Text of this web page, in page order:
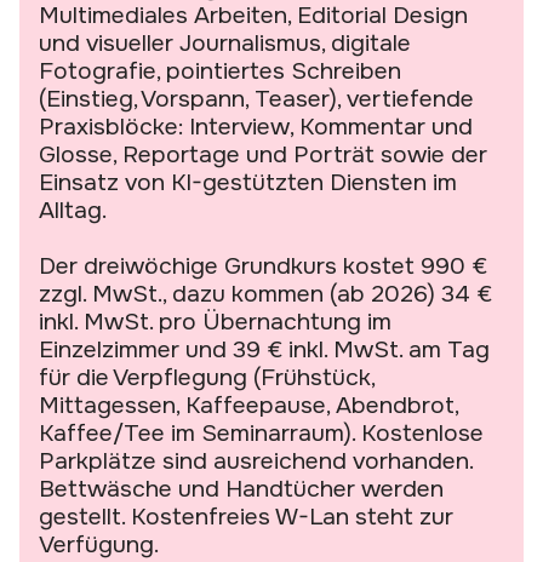
Multimediales Arbeiten, Editorial Design
und visueller Journalismus, digitale
Fotografie, pointiertes Schreiben
(Einstieg, Vorspann, Teaser), vertiefende
Praxisblöcke: Interview, Kommentar und
Glosse, Reportage und Porträt sowie der
Einsatz von KI-gestützten Diensten im
Alltag.
Der dreiwöchige Grundkurs kostet 990 €
zzgl. MwSt., dazu kommen (ab 2026) 34 €
inkl. MwSt. pro Übernachtung im
Einzelzimmer und 39 € inkl. MwSt. am Tag
für die Verpflegung (Frühstück,
Mittagessen, Kaffeepause, Abendbrot,
Kaffee/Tee im Seminarraum). Kostenlose
Parkplätze sind ausreichend vorhanden.
Bettwäsche und Handtücher werden
gestellt. Kostenfreies W-Lan steht zur
Verfügung.